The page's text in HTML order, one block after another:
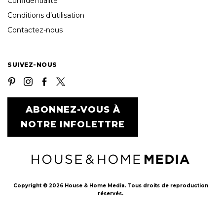
Conditions d’utilisation
Contactez-nous
SUIVEZ-NOUS
ABONNEZ-VOUS À
NOTRE INFOLETTRE
Copyright © 2026 House & Home Media. Tous droits de reproduction
réservés.